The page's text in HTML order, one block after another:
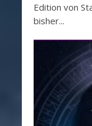
Edition von
bisher...